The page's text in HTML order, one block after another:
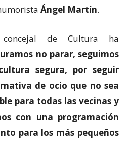
Ángel Martín.
concejal de Cultura ha
no parar, seguimos
segura, por seguir
de ocio que no sea
para todas las vecinas y
con una programación
para los más pequeños